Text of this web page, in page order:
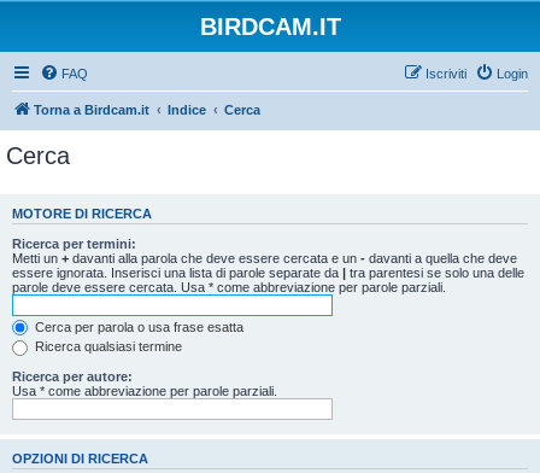
BIRDCAM.IT
FAQ Login
Iscriviti
Torna a Birdcam.it Indice Cerca
Cerca
MOTORE DI RICERCA
Ricerca per termini:
Metti un + davanti alla parola che deve essere cercata e un - davanti a quella che deve
essere ignorata. Inserisci una lista di parole separate da | tra parentesi se solo una delle
parole deve essere cercata. Usa * come abbreviazione per parole parziali.
Cerca per parola o usa frase esatta
Ricerca qualsiasi termine
Ricerca per autore:
Usa * come abbreviazione per parole parziali.
OPZIONI DI RICERCA